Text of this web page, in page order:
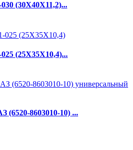
(30Х40Х11,2)...
(25Х35Х10,4)...
8603010-10) ...